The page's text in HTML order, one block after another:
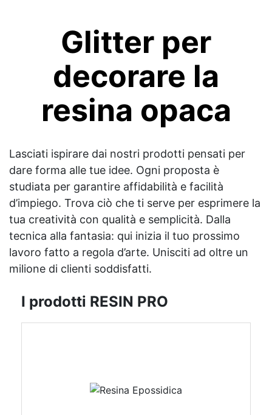
Glitter per
decorare la
resina opaca
Lasciati ispirare dai nostri prodotti pensati per
dare forma alle tue idee. Ogni proposta è
studiata per garantire affidabilità e facilità
d’impiego. Trova ciò che ti serve per esprimere la
tua creatività con qualità e semplicità. Dalla
tecnica alla fantasia: qui inizia il tuo prossimo
lavoro fatto a regola d’arte. Unisciti ad oltre un
milione di clienti soddisfatti.
I prodotti RESIN PRO